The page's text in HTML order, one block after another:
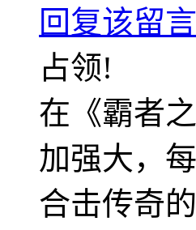
回复该留言
占领!
在《霸者
加强大，
合击传奇